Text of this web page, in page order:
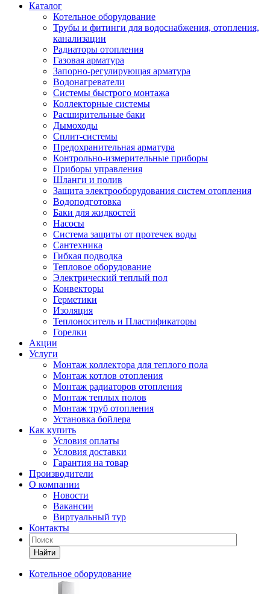
Каталог
Котельное оборудование
Трубы и фитинги для водоснабжения, отопления,
канализации
Радиаторы отопления
Газовая арматура
Запорно-регулирующая арматура
Водонагреватели
Системы быстрого монтажа
Коллекторные системы
Расширительные баки
Дымоходы
Сплит-системы
Предохранительная арматура
Контрольно-измерительные приборы
Приборы управления
Шланги и полив
Защита электрооборудования систем отопления
Водоподготовка
Баки для жидкостей
Насосы
Система защиты от протечек воды
Сантехника
Гибкая подводка
Тепловое оборудование
Электрический теплый пол
Конвекторы
Герметики
Изоляция
Теплоноситель и Пластификаторы
Горелки
Акции
Услуги
Монтаж коллектора для теплого пола
Монтаж котлов отопления
Монтаж радиаторов отопления
Монтаж теплых полов
Монтаж труб отопления
Установка бойлера
Как купить
Условия оплаты
Условия доставки
Гарантия на товар
Производители
О компании
Новости
Вакансии
Виртуальный тур
Контакты
Найти
Котельное оборудование